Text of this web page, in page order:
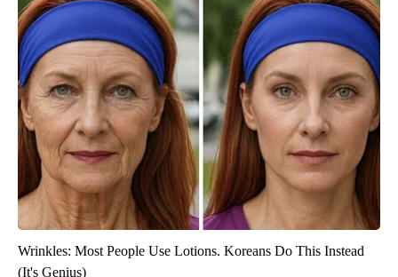
Wrinkles: Most People Use Lotions. Koreans Do This Instead
(It's Genius)